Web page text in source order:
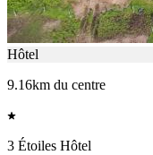
Hôtel
9.16km du centre
3 Étoiles Hôtel